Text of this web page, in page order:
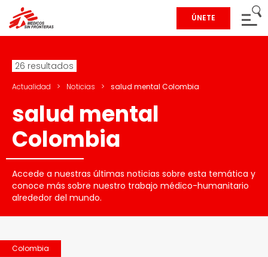
ÚNETE
26 resultados
Actualidad > Noticias > salud mental Colombia
salud mental
Colombia
Accede a nuestras últimas noticias sobre esta temática y
conoce más sobre nuestro trabajo médico-humanitario
alrededor del mundo.
Colombia